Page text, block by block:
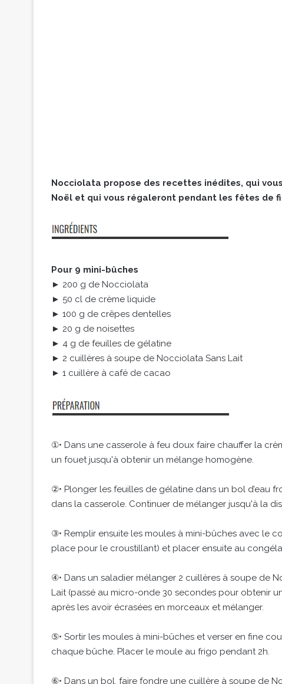
Nocciolata propose des recettes inédites, qui
Noël et qui vous régaleront pendant les fêtes de
Pour 9 mini-bûches
► 200 g de Nocciolata
► 50 cl de crème liquide
► 100 g de crêpes dentelles
► 20 g de noisettes
► 4 g de feuilles de gélatine
► 2 cuillères à soupe de Nocciolata Sans Lait
► 1 cuillère à café de cacao
①• Dans une casserole à feu doux faire chauffer la
un fouet jusqu'à obtenir un mélange homogène.
②• Plonger les feuilles de gélatine dans un bol d’eau
dans la casserole. Continuer de mélanger jusqu'à la
③• Remplir ensuite les moules à mini-bûches avec le
place pour le croustillant) et placer ensuite au
④• Dans un saladier mélanger 2 cuillères à soupe de
Lait (passé au micro-onde 30 secondes pour obtenir
après les avoir écrasées en morceaux et mélanger.
⑤• Sortir les moules à mini-bûches et verser en fine
chaque bûche. Placer le moule au frigo pendant 2h.
⑥• Dans un bol, faire fondre une cuillère à soupe de